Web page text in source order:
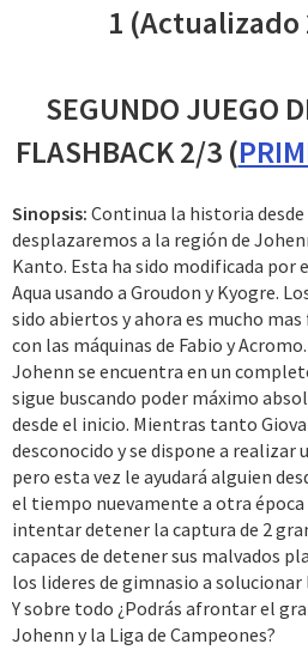
c
1 (Actualizado
SEGUNDO JUEGO
FLASHBACK 2/3 (
Sinopsis: Continua la historia
desplazaremos a la región de
Kanto. Esta ha sido modificada por
Aqua usando a Groudon y Kyogre.
sido abiertos y ahora es mucho
con las máquinas de Fabio y
Johenn se encuentra en un
sigue buscando poder máximo
desde el inicio. Mientras tanto
desconocido y se dispone a realizar
pero esta vez le ayudará alguien
el tiempo nuevamente a otra
intentar detener la captura de 2
capaces de detener sus malvados
los lideres de gimnasio a solucionar
Y sobre todo ¿Podrás afrontar el
Johenn y la Liga de Campeones?